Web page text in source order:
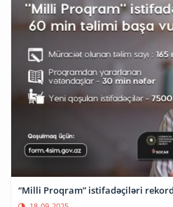
“Milli Proqram” istifadəçiləri